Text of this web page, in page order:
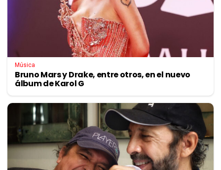
Música
Bruno Mars y Drake, entre otros, en el nuevo
álbum de Karol G